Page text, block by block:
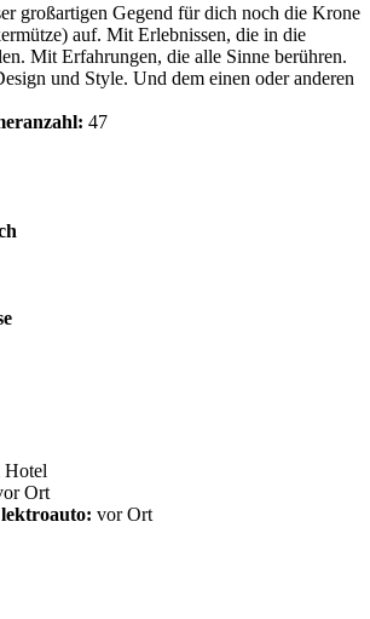
großartigen Gegend für dich noch die Krone
auf. Mit Erlebnissen, die in die
Mit Erfahrungen, die alle Sinne berühren.
und Style. Und dem einen oder anderen
47
Hotel
Ort
vor Ort